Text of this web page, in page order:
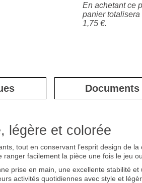
En achetant ce
panier totalisera
1,75 €.
légère et colorée
tout en conservant l’esprit design de
facilement la pièce une fois le jeu
prise en main, une excellente stabilité
activités quotidiennes avec style et